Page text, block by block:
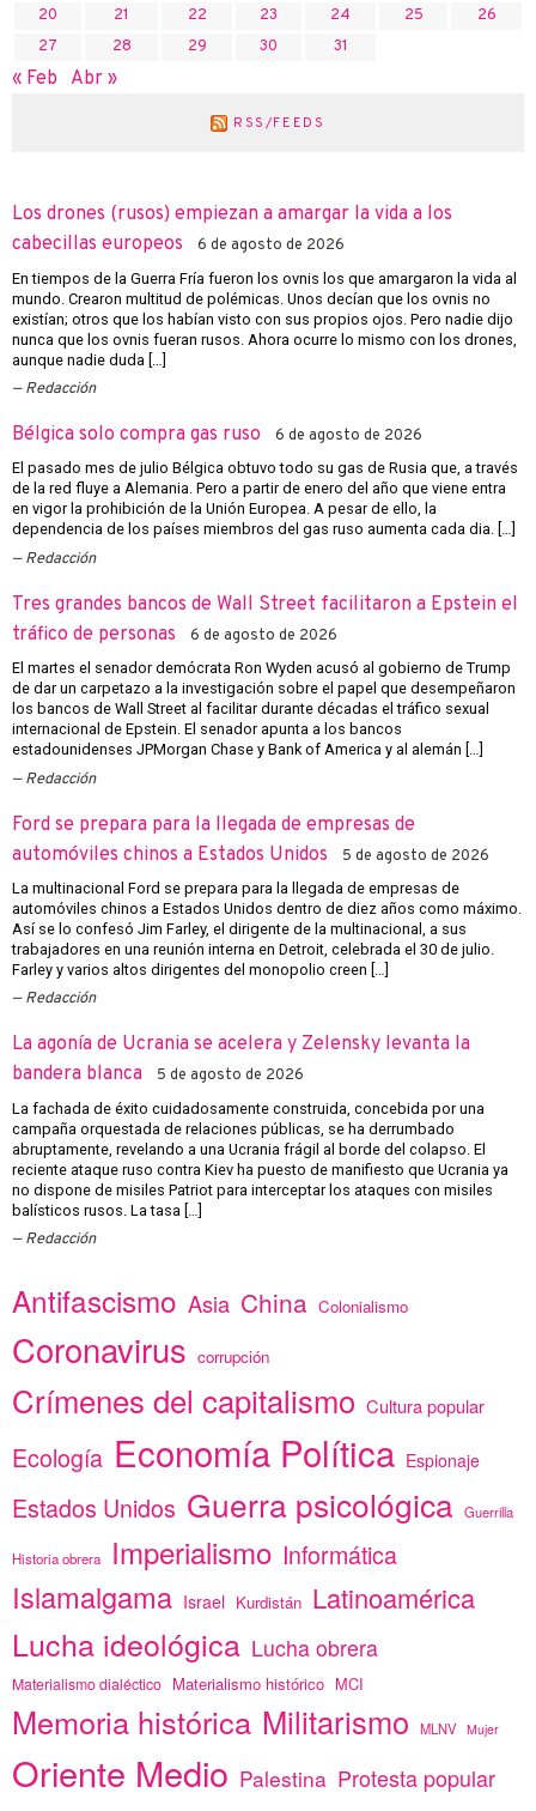
20
21 22 23 24 25
26
27
28 29 30 31
« Feb Abr »
RSS/FEEDS
Los drones (rusos) empiezan a amargar la vida a los
cabecillas europeos
6 de agosto de 2026
En tiempos de la Guerra Fría fueron los ovnis los que amargaron la vida al
mundo. Crearon multitud de polémicas. Unos decían que los ovnis no
existían; otros que los habían visto con sus propios ojos. Pero nadie dijo
nunca que los ovnis fueran rusos. Ahora ocurre lo mismo con los drones,
aunque nadie duda […]
Redacción
Bélgica solo compra gas ruso 6 de agosto de 2026
El pasado mes de julio Bélgica obtuvo todo su gas de Rusia que, a través
de la red fluye a Alemania. Pero a partir de enero del año que viene entra
en vigor la prohibición de la Unión Europea. A pesar de ello, la
dependencia de los países miembros del gas ruso aumenta cada dia. […]
Redacción
Tres grandes bancos de Wall Street facilitaron a Epstein el
tráfico de personas
6 de agosto de 2026
El martes el senador demócrata Ron Wyden acusó al gobierno de Trump
de dar un carpetazo a la investigación sobre el papel que desempeñaron
los bancos de Wall Street al facilitar durante décadas el tráfico sexual
internacional de Epstein. El senador apunta a los bancos
estadounidenses JPMorgan Chase y Bank of America y al alemán […]
Redacción
Ford se prepara para la llegada de empresas de
automóviles chinos a Estados Unidos
5 de agosto de 2026
La multinacional Ford se prepara para la llegada de empresas de
automóviles chinos a Estados Unidos dentro de diez años como máximo.
Así se lo confesó Jim Farley, el dirigente de la multinacional, a sus
trabajadores en una reunión interna en Detroit, celebrada el 30 de julio.
Farley y varios altos dirigentes del monopolio creen […]
Redacción
La agonía de Ucrania se acelera y Zelensky levanta la
bandera blanca
5 de agosto de 2026
La fachada de éxito cuidadosamente construida, concebida por una
campaña orquestada de relaciones públicas, se ha derrumbado
abruptamente, revelando a una Ucrania frágil al borde del colapso. El
reciente ataque ruso contra Kiev ha puesto de manifiesto que Ucrania ya
no dispone de misiles Patriot para interceptar los ataques con misiles
balísticos rusos. La tasa […]
Redacción
Antifascismo Asia China Colonialismo
Coronavirus corrupción
Crímenes del capitalismo Cultura popular
Ecología Economía Política Espionaje
Estados Unidos Guerra psicológica Guerrilla
Historia obrera Imperialismo Informática
Islamalgama Israel Kurdistán Latinoamérica
Lucha ideológica Lucha obrera
Materialismo dialéctico Materialismo histórico MCI
Memoria histórica Militarismo MLNV Mujer
Oriente Medio Palestina Protesta popular